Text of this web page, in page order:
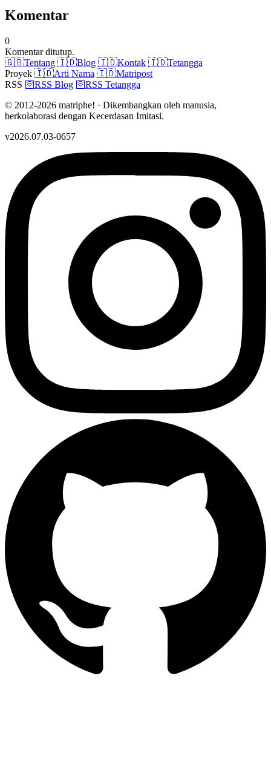
Komentar
0
Komentar ditutup.
🇬🇧Tentang 🇮🇩Blog 🇮🇩Kontak 🇮🇩Tetangga
Proyek 🇮🇩Arti Nama 🇮🇩Matripost
RSS 🛜RSS Blog 🛜RSS Tetangga
© 2012-2026 matriphe! · Dikembangkan oleh manusia,
berkolaborasi dengan Kecerdasan Imitasi.
v2026.07.03-0657